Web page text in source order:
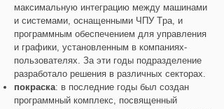
максимальную интеграцию между машинами
и системами, оснащенными ЧПУ Tpa, и
программным обеспечением для управления
и графики, установленным в компаниях-
пользователях. За эти годы подразделение
разработало решения в различных секторах.
покраска: в последние годы был создан
программный комплекс, посвященный